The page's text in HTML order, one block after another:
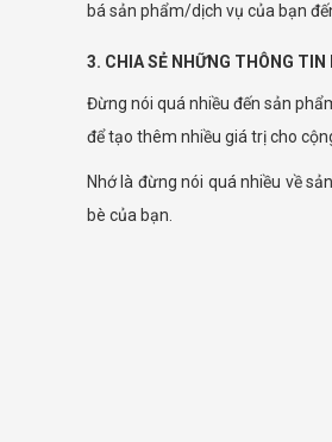
bá sản phẩm/dịch vụ của bạn
3. CHIA SẺ NHỮNG THÔNG
Đừng nói quá nhiều đến sản
để tạo thêm nhiều giá trị cho
Nhớ là đừng nói quá nhiều về
bè của bạn.